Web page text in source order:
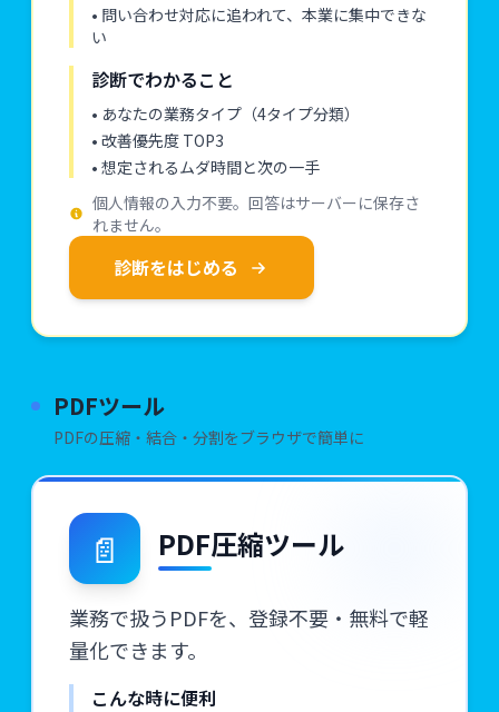
• 問い合わせ対応に追われて、本業に集中できな
い
診断でわかること
• あなたの業務タイプ（4タイプ分類）
• 改善優先度 TOP3
• 想定されるムダ時間と次の一手
個人情報の入力不要。回答はサーバーに保存さ
れません。
診断をはじめる
PDFツール
PDFの圧縮・結合・分割をブラウザで簡単に
📄 PDF圧縮ツール
業務で扱うPDFを、登録不要・無料で軽
量化できます。
こんな時に便利